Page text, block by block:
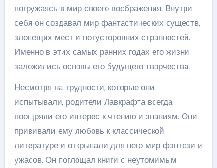
погружаясь в мир своего воображения. Внутри
себя он создавал мир фантастических существ,
зловещих мест и потусторонних странностей.
Именно в этих самых ранних годах его жизни
заложились основы его будущего творчества.
Несмотря на трудности, которые они
испытывали, родители Лавкрафта всегда
поощряли его интерес к чтению и знаниям. Они
прививали ему любовь к классической
литературе и открывали для него мир фэнтези и
ужасов. Он поглощал книги с неутомимым